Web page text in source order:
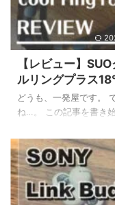
に合う一台を見つける
変ですよね。Stream
較をしているけれど、
め手に欠ける、という
いのではないでしょう
もStream Deck Neoを
る前はちょっと悩みま
この記事では、そんな
Stream Deckの全モデ
的に比較し、後 ...
【レビュー】
ルリングプラス
サイズ感・持続時
おすすめ用途
どうも、一発屋です。
ね…。 この記事を書き
35℃越えの猛暑日連発
そうな日々を送ってい
た。 私はそんな暑い中
時間ランニングをして
愚か者で、前々から熱